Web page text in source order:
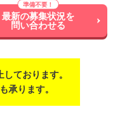
最新の募集状況を
問い合わせる
ております。
承ります。